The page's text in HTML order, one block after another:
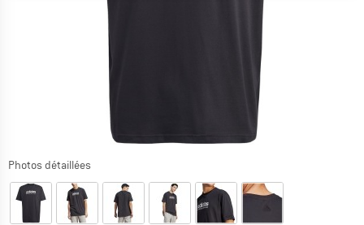
Photos détaillées